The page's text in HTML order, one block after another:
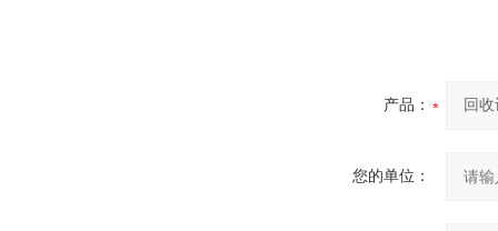
产品：
您的单位：